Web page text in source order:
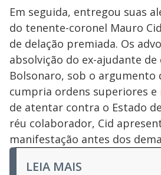
Em seguida, entregou suas
do tenente-coronel Mauro
de delação premiada. Os
absolvição do ex-ajudante de
Bolsonaro, sob o argumento
cumpria ordens superiores e
de atentar contra o Estado
réu colaborador, Cid
manifestação antes dos
LEIA MAIS